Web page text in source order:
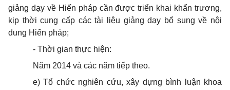
giảng dạy về Hiến pháp cần được triển khai khẩn trương,
kịp thời cung cấp các tài liệu giảng dạy bổ sung về nội
dung Hiến pháp;
- Thời gian thực hiện:
Năm 2014 và các năm tiếp theo.
e)Tổ chức nghiên cứu, xây dựng bình luận khoa